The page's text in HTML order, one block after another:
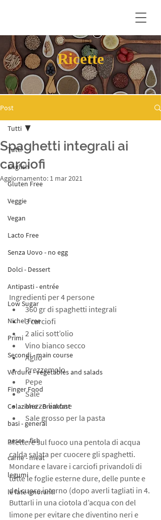
Ricette
Post
Tutti
English
Gluten Free
Veggie
Vegan
Lacto Free
Senza Uovo - no egg
Dolci - Dessert
Antipasti - entrée
Low Sugar
Nichel Free
Primi
Secondi - main course
Verdure - vegetables and salads
Finger Food
Colazione - Breakfast
basi - general
pesce - fish
carne - meat
legumi
le fate ignoranti
Tutti
Spaghetti integrali ai
carciofi
Aggiornamento: 1 mar 2021
Ingredienti per 4 persone
360 gr di spaghetti integrali
3 carciofi
2 alici sott’olio
Vino bianco secco
Aglio
Prezzemolo
Pepe
Sale
Mezzo limone
Sale grosso per la pasta
Mettere sul fuoco una pentola di acqua
calda salata per cuocere gli spaghetti.
Mondare e lavare i carciofi privandoli di
tutte le foglie esterne dure, delle punte e
del cuore interno (dopo averli tagliati in 4.
Buttarli in una ciotola d’acqua con del
limone per evitare che diventino neri e